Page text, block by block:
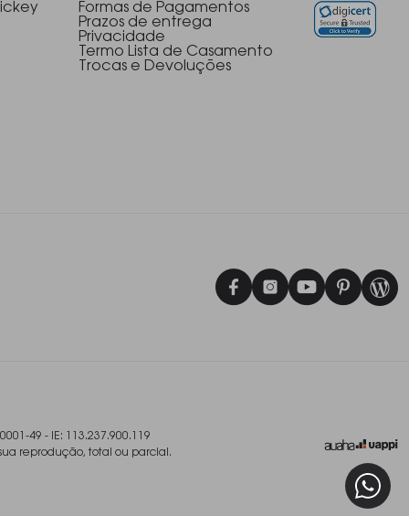
Formas de Pagamentos
Prazos de entrega
Privacidade
Termo Lista de Casamento
Trocas e Devoluções
49 - IE: 113.237.900.119
reprodução, total ou parcial.